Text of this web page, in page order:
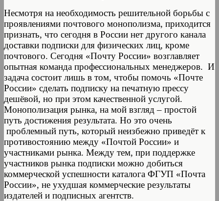
Несмотря на необходимость решительной борьбы с
проявлениями почтового монополизма, приходится
признать, что сегодня в России нет другого канала
доставки подписки для физических лиц, кроме
почтового. Сегодня «Почту России» возглавляет
опытная команда профессиональных менеджеров. И
задача состоит лишь в том, чтобы помочь «Почте
России» сделать подписку на печатную прессу
дешёвой, но при этом качественной услугой.
Монополизация рынка, на мой взгляд – простой
путь достижения результата. Но это очень
проблемный путь, который неизбежно приведёт к
противостоянию между «Почтой России» и
участниками рынка. Между тем, при поддержке
участников рынка подписки можно добиться
коммерческой успешности каталога ФГУП «Почта
России», не ухудшая коммерческие результаты
издателей и подписных агентств.